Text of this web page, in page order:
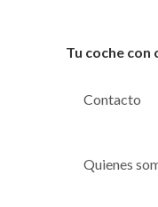
Tu coche
Contacto
Quienes